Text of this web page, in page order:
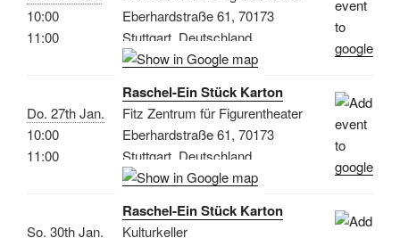
10:00
11:00
Eberhardstraße 61, 70173
Stuttgart, Deutschland
Do. 27th Jan.
10:00
11:00
Raschel-Ein Stück Karton
Fitz Zentrum für Figurentheater
Eberhardstraße 61, 70173
Stuttgart, Deutschland
So. 30th Jan.
Raschel-Ein Stück Karton
Kulturkeller